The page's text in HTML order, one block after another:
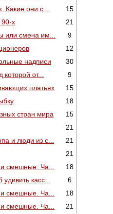
Какие они с...
15
х
21
или смена им...
9
12
надписи
30
от...
9
платьях
15
18
стран мира
15
21
и люди из с...
21
21
смешные. Ча...
18
касс...
6
смешные. Ча...
18
смешные. Ча...
21